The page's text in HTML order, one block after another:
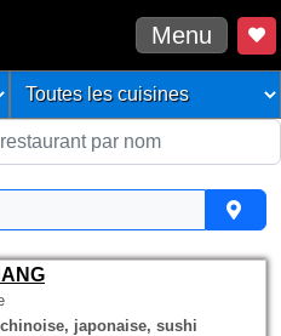
Menu
japonaise, sushi